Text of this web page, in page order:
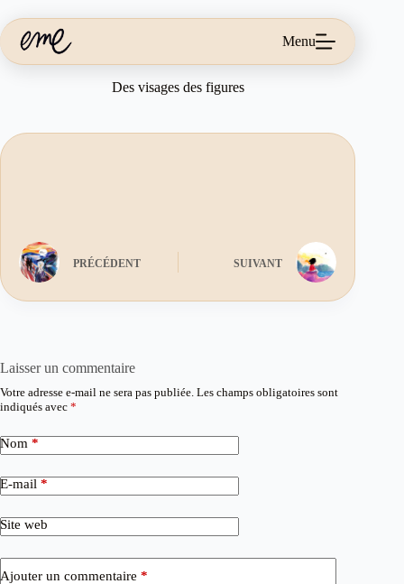
au
contenu
Menu
Des visages des figures
PRÉCÉDENT SUIVANT
Laisser un commentaire
Votre adresse e-mail ne sera pas publiée. Les champs obligatoires sont
indiqués avec *
Nom *
E-mail *
Site web
Ajouter un commentaire *